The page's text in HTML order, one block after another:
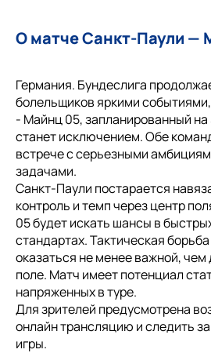
О матче Санкт-Паули —
Германия. Бундеслига
болельщиков яркими
- Майнц 05, запланированный на
станет исключением. Обе
встрече с серьезными
задачами.
Санкт-Паули постарается
контроль и темп через центр
05 будет искать шансы в
стандартах. Тактическая
оказаться не менее важной, чем
поле. Матч имеет потенциал
напряженных в туре.
Для зрителей предусмотрена
онлайн трансляцию и следить
игры.